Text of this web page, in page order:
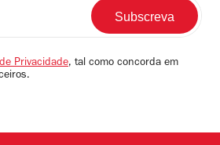
Privacidade, tal como concorda em